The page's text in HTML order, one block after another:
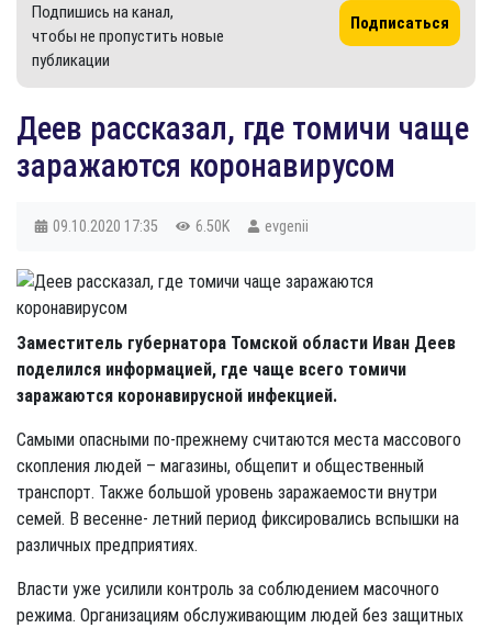
Подпишись на канал,
чтобы не пропустить новые
публикации
Подписаться
Деев рассказал, где томичи чаще
заражаются коронавирусом
09.10.2020 17:35 6.50K evgenii
Заместитель губернатора Томской области Иван Деев
поделился информацией, где чаще всего томичи
заражаются коронавирусной инфекцией.
Самыми опасными по-прежнему считаются места массового
скопления людей – магазины, общепит и общественный
транспорт. Также большой уровень заражаемости внутри
семей. В весенне- летний период фиксировались вспышки на
различных предприятиях.
Власти уже усилили контроль за соблюдением масочного
режима. Организациям обслуживающим людей без защитных